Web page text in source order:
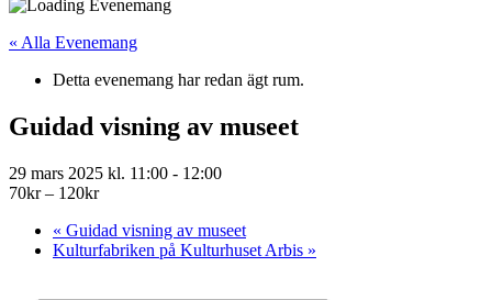
« Alla Evenemang
Detta evenemang har redan ägt rum.
Guidad visning av museet
29 mars 2025 kl. 11:00 - 12:00
70kr – 120kr
« Guidad visning av museet
Kulturfabriken på Kulturhuset Arbis »